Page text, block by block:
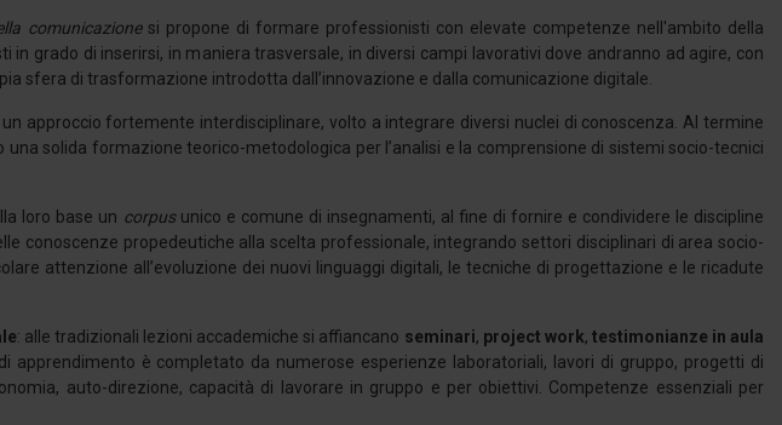
comunicazionesi propone di formare professionisti con elevate competenze nell'ambito della
grado di inserirsi, in maniera trasversale, in diversi campi lavorativi dove andranno ad agire, con
sfera di trasformazione introdotta dall’innovazione e dalla comunicazione digitale.
approccio fortemente interdisciplinare, volto a integrare diversi nuclei di conoscenza. Al termine
solida formazione teorico-metodologica per l’analisi e la comprensione di sistemi socio-tecnici
loro base un corpusunico e comune di insegnamenti, al fine di fornire e condividere le discipline
conoscenze propedeutiche alla scelta professionale, integrando settori disciplinari di area socio-
attenzione all’evoluzione dei nuovi linguaggi digitali, le tecniche di progettazione e le ricadute
: alle tradizionali lezioni accademiche si affiancano seminari, project work, testimonianze in aula
apprendimento è completato da numerose esperienze laboratoriali, lavori di gruppo, progetti di
auto-direzione, capacità di lavorare in gruppo e per obiettivi. Competenze essenziali per